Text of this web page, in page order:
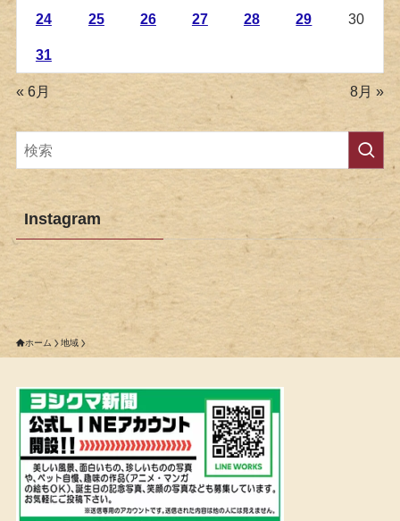
24 25 26 27 28 29 30
31
« 6月 8月 »
Instagram
ホーム 地域